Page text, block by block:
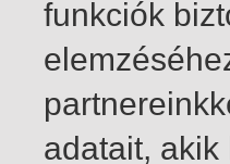
funkciók
adatait,